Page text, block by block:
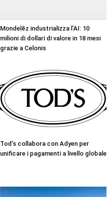
Mondelēz industrializza l’AI: 10
milioni di dollari di valore in 18 mesi
grazie a Celonis
Tod’s collabora con Adyen per
unificare i pagamenti a livello globale